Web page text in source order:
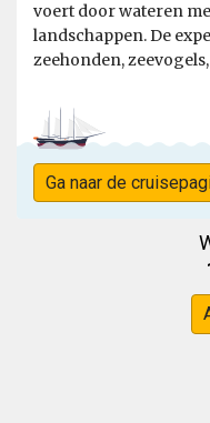
voert door wateren
landschappen. De
zeehonden,
Ga naar de